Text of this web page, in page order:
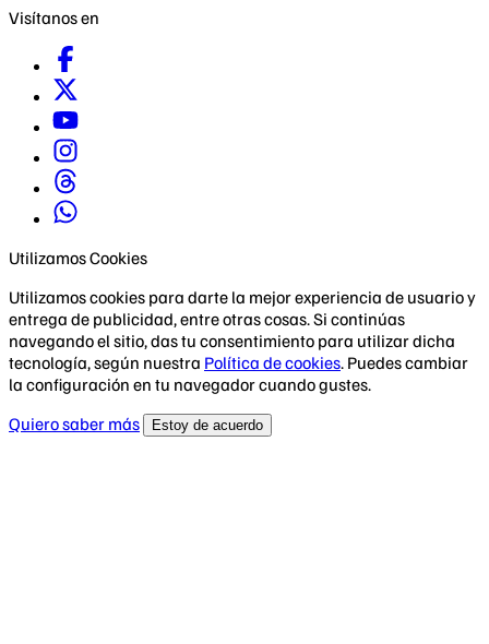
Visítanos en
Utilizamos Cookies
Utilizamos cookies para darte la mejor experiencia de usuario y
entrega de publicidad, entre otras cosas. Si continúas
navegando el sitio, das tu consentimiento para utilizar dicha
tecnología, según nuestra Política de cookies. Puedes cambiar
la configuración en tu navegador cuando gustes.
Quiero saber más
Estoy de acuerdo